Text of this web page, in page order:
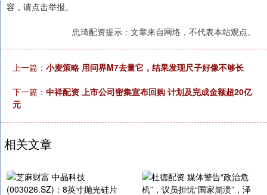
容，请点击举报。
忠琦配资提示：文章来自网络，不代表本站观点。
上一篇： 小麦策略 用问界M7去量它，结果发现尺子好像不够长
下一篇： 中祥配资 上市公司密集宣布回购 计划及完成金额超20亿
元
相关文章